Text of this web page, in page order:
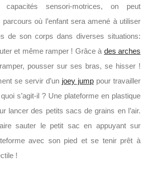
sensori-motrices, on peut
où l’enfant sera amené à utiliser
de son corps dans diverses situations:
et même ramper ! Grâce à des arches
pousser sur ses bras, se hisser !
se servir d’un joey jump pour travailler
s’agit-il ? Une plateforme en plastique
lancer des petits sacs de grains en l’air.
sauter le petit sac en appuyant sur
avec son pied et se tenir prêt à
!